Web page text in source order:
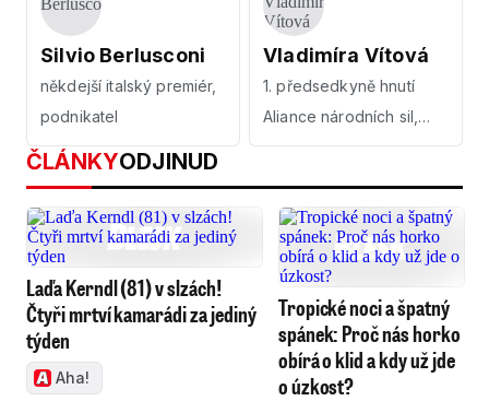
Silvio Berlusconi
někdejší italský premiér,
podnikatel
Vladimíra Vítová
1. předsedkyně hnutí
Aliance národních sil,
publicistka
ČLÁNKYODJINUD
Laďa Kerndl (81) v slzách!
Čtyři mrtví kamarádi za jediný
týden
Aha!
Tropické noci a špatný
spánek: Proč nás horko
obírá o klid a kdy už jde
o úzkost?